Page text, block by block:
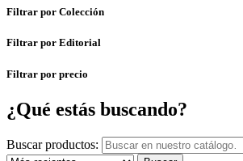
Filtrar por Colección
Filtrar por Editorial
Filtrar por precio
¿Qué estás buscando?
Buscar productos: